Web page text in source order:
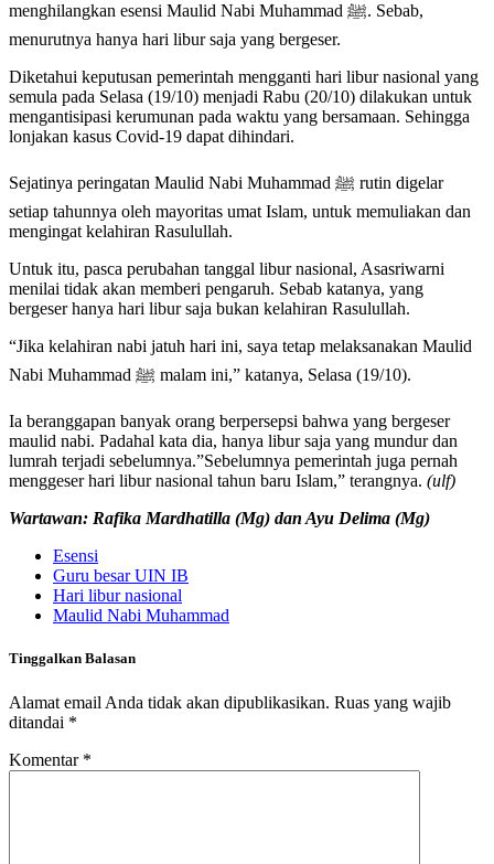
menghilangkan esensi Maulid Nabi Muhammad ﷺ. Sebab,
menurutnya hanya hari libur saja yang bergeser.
Diketahui keputusan pemerintah mengganti hari libur nasional yang
semula pada Selasa (19/10) menjadi Rabu (20/10) dilakukan untuk
mengantisipasi kerumunan pada waktu yang bersamaan. Sehingga
lonjakan kasus Covid-19 dapat dihindari.
Sejatinya peringatan Maulid Nabi Muhammad ﷺ rutin digelar
setiap tahunnya oleh mayoritas umat Islam, untuk memuliakan dan
mengingat kelahiran Rasulullah.
Untuk itu, pasca perubahan tanggal libur nasional, Asasriwarni
menilai tidak akan memberi pengaruh. Sebab katanya, yang
bergeser hanya hari libur saja bukan kelahiran Rasulullah.
“Jika kelahiran nabi jatuh hari ini, saya tetap melaksanakan Maulid
Nabi Muhammad ﷺ malam ini,” katanya, Selasa (19/10).
Ia beranggapan banyak orang berpersepsi bahwa yang bergeser
maulid nabi. Padahal kata dia, hanya libur saja yang mundur dan
lumrah terjadi sebelumnya.”Sebelumnya pemerintah juga pernah
menggeser hari libur nasional tahun baru Islam,” terangnya. (ulf)
Wartawan: Rafika Mardhatilla (Mg) dan Ayu Delima (Mg)
Esensi
Guru besar UIN IB
Hari libur nasional
Maulid Nabi Muhammad
Tinggalkan Balasan
Alamat email Anda tidak akan dipublikasikan. Ruas yang wajib
ditandai *
Komentar *